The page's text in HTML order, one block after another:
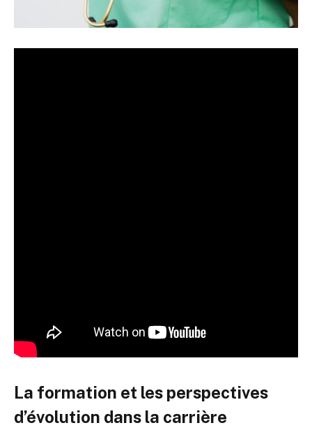
La formation et les perspectives
d’évolution dans la carrière